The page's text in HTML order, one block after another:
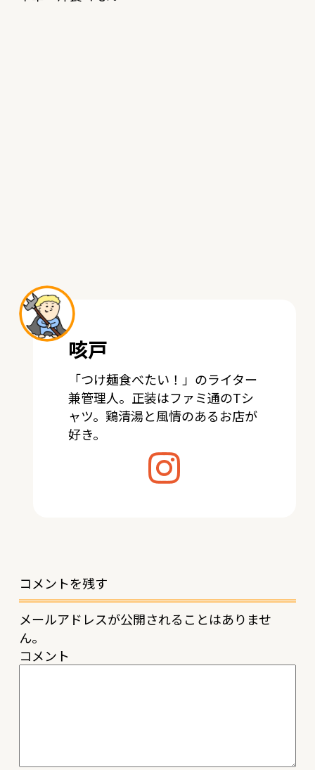
咳戸
「つけ麺食べたい！」のライター
兼管理人。正装はファミ通のTシ
ャツ。鶏清湯と風情のあるお店が
好き。
コメントを残す
メールアドレスが公開されることはありませ
ん。
コメント